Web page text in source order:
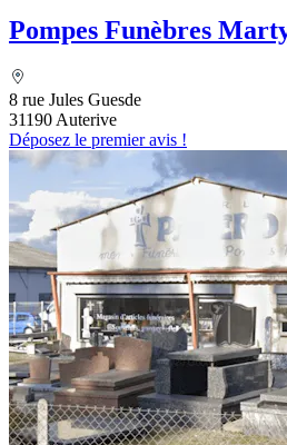
Pompes Funèbres
8 rue Jules Guesde
31190 Auterive
Déposez le premier avis !